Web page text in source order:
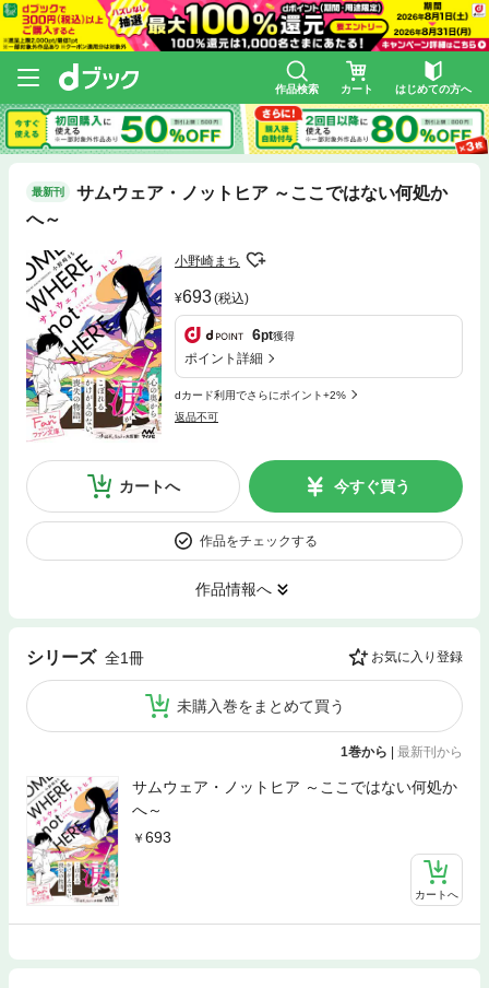
作品検索 カート はじめての方へ
最新刊
サムウェア・ノットヒア ～ここではない何処か
へ～
小野崎まち
693(税込)
6pt獲得
ポイント詳細
dカード利用でさらにポイント+2%
返品不可
カートへ 今すぐ買う
作品をチェックする
作品情報へ
シリーズ 全1冊 お気に入り登録
未購入巻をまとめて買う
1巻から | 最新刊から
サムウェア・ノットヒア ～ここではない何処か
へ～
693
カートへ